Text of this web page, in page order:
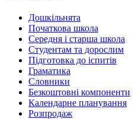
Дошкільнята
Початкова школа
Середня і старша школа
Студентам та дорослим
Підготовка до іспитів
Граматика
Словники
Безкоштовні компоненти
Календарне планування
Розпродаж